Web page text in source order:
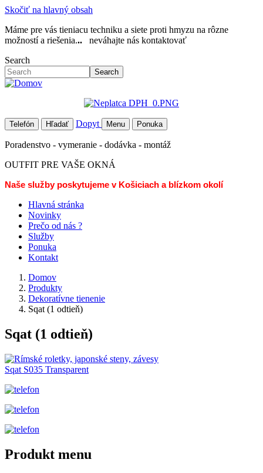
Skočiť na hlavný obsah
Máme pre vás tieniacu techniku a siete proti hmyzu na rôzne
možností a riešenia...
neváhajte nás kontaktovať
Search
Search
Telefón Hľadať Dopyt Menu Ponuka
Poradenstvo - vymeranie - dodávka - montáž
OUTFIT PRE VAŠE OKNÁ
Naše služby poskytujeme v Košiciach a blízkom okolí
Hlavná stránka
Novinky
Prečo od nás ?
Služby
Ponuka
Kontakt
Domov
Produkty
Dekoratívne tienenie
Sqat (1 odtieň)
Sqat (1 odtieň)
Sqat S035 Transparent
Produkt menu